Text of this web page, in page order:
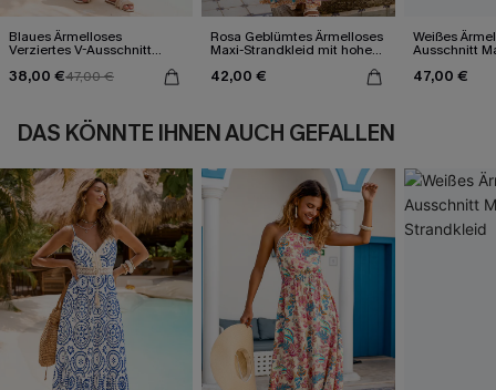
Blaues Ärmelloses
Verziertes V-Ausschnitt
38,00 €47,00 €
Rosa Geblümtes Ärmelloses
Maxi-Strandkleid mit hohem
42,00 €
Weißes
Ausschnitt
47,00 €
DAS KÖNNTE IHNEN AUCH GEFALLEN